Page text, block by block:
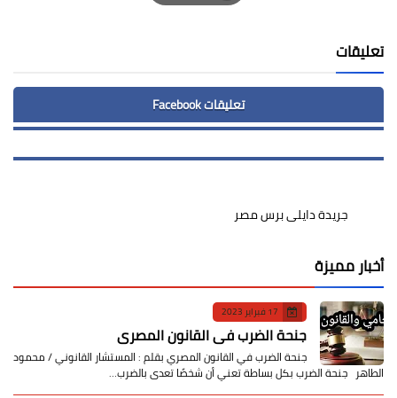
Print
تعليقات
تعليقات Facebook
جريدة دايلى برس مصر
أخبار مميزة
17 فبراير 2023
جنحة الضرب في القانون المصري
جنحة الضرب في القانون المصري بقلم : المستشار القانوني / محمود
الطاهر جنحة الضرب بكل بساطة تعني أن شخصًا تعدى بالضرب…